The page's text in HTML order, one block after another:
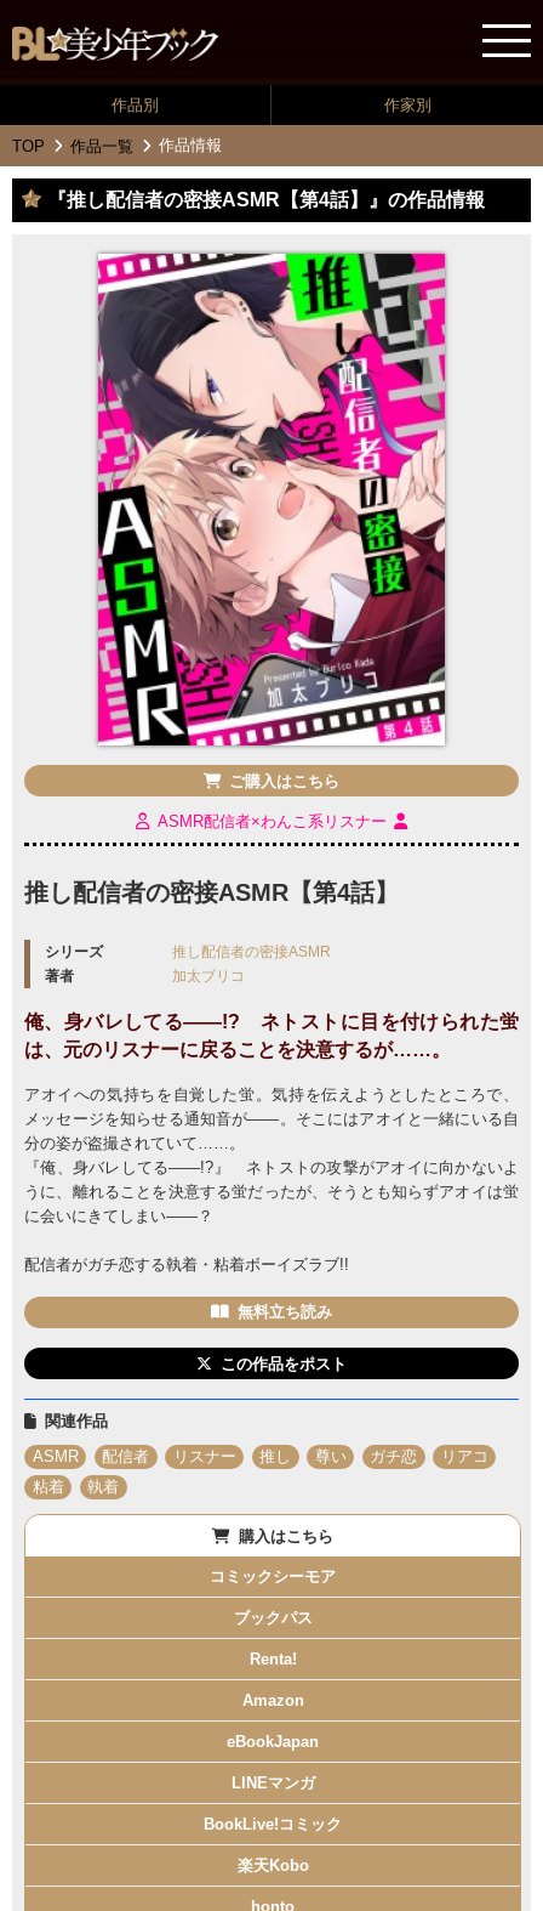
作品別 作家別
TOP 作品一覧 作品情報
『推し配信者の密接ASMR【第4話】』の作品情報
ご購入はこちら
ASMR配信者×わんこ系リスナー
推し配信者の密接ASMR【第4話】
シリーズ
推し配信者の密接ASMR
著者
加太ブリコ
俺、身バレしてる――!? ネトストに目を付けられた蛍
は、元のリスナーに戻ることを決意するが……。
アオイへの気持ちを自覚した蛍。気持を伝えようとしたところで、
メッセージを知らせる通知音が――。そこにはアオイと一緒にいる自
分の姿が盗撮されていて……。
『俺、身バレしてる――!?』 ネトストの攻撃がアオイに向かないよ
うに、離れることを決意する蛍だったが、そうとも知らずアオイは蛍
に会いにきてしまい――？
配信者がガチ恋する執着・粘着ボーイズラブ!!
無料立ち読み
この作品をポスト
関連作品
ASMR
配信者 リスナー 推し 尊い ガチ恋
リアコ
粘着
執着
購入はこちら
コミックシーモア
ブックパス
Renta!
Amazon
eBookJapan
LINEマンガ
BookLive!コミック
楽天Kobo
honto